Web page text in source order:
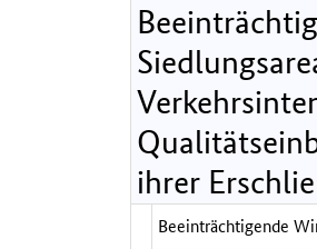
ihrer
Beeinträchtigende